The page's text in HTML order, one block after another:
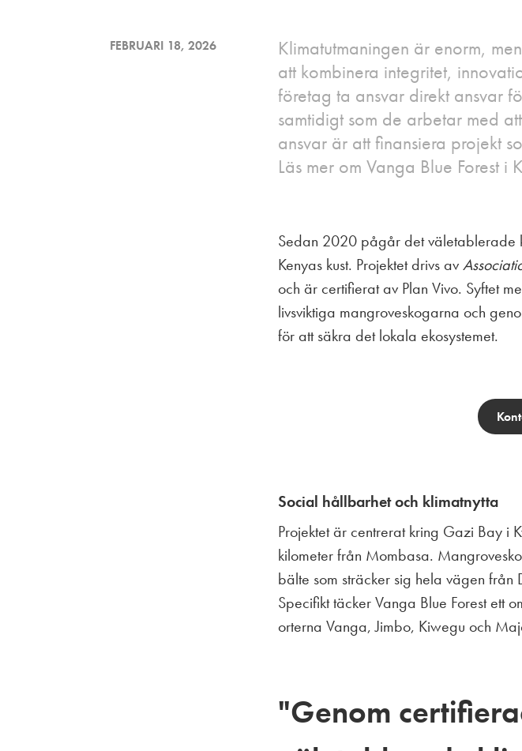
FEBRUARI 18, 2026
Klimatutmaningen är enorm,
att kombinera integritet,
företag ta ansvar direkt ansvar
samtidigt som de arbetar med
ansvar är att finansiera projekt
Läs mer om Vanga Blue Forest i
Sedan 2020 pågår det väletablerade
Kenyas kust. Projektet drivs av
och är certifierat av Plan Vivo. Syftet
livsviktiga mangroveskogarna och
för att säkra det lokala ekosystemet.
Social hållbarhet och klimatnytta
Projektet är centrerat kring Gazi Bay i
kilometer från Mombasa.
bälte som sträcker sig hela vägen från
Specifikt täcker Vanga Blue Forest ett
orterna Vanga, Jimbo, Kiwegu och
"Genom